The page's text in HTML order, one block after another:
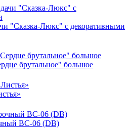
"Сказка-Люкс" с декоративными
брутальное" большое
BC-06 (DB)